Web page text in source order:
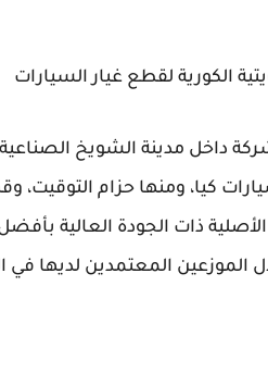
الكورية لقطع غيار السيارات
داخل مدينة الشويخ
كيا، ومنها حزام التوقيت،
ذات الجودة العالية
الموزعين المعتمدين لديها في